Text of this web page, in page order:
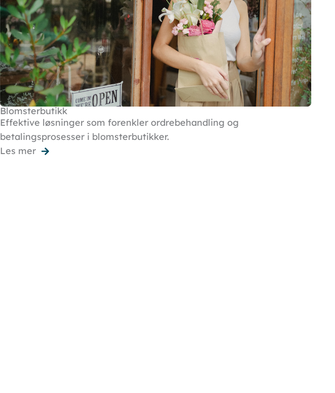
Blomsterbutikk
Effektive løsninger som forenkler ordrebehandling og
betalingsprosesser i blomsterbutikker.
Les mer